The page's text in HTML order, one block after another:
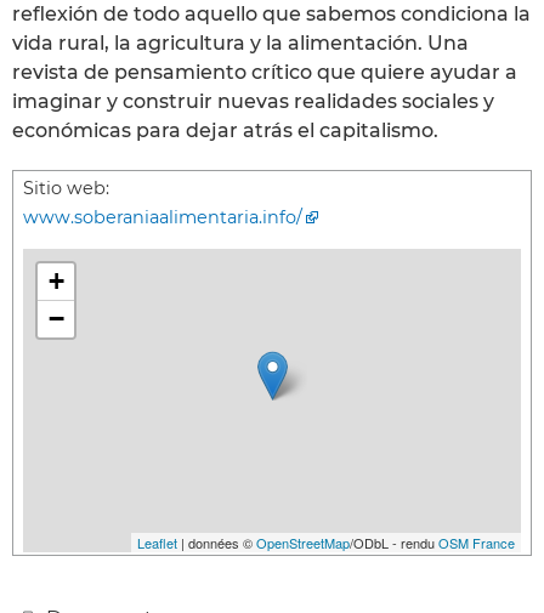
reflexión de todo aquello que sabemos condiciona la
vida rural, la agricultura y la alimentación. Una
revista de pensamiento crítico que quiere ayudar a
imaginar y construir nuevas realidades sociales y
económicas para dejar atrás el capitalismo.
Sitio web:
www.soberaniaalimentaria.info/
+
−
Leaflet | données ©OpenStreetMap/ODbL - renduOSM France